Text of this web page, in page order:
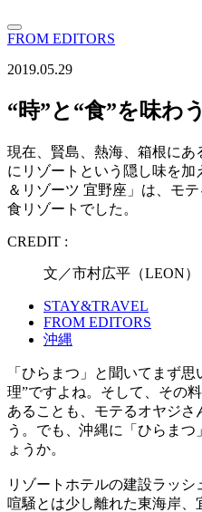
FROM EDITORS
2019.05.29
“時”と“食”を味わ
現在、賢島、熱海、箱根にあ
にリゾートという隠し味を
＆リゾーツ 宜野座」は、モ
食リゾートでした。
CREDIT :
文／市村広平（LEON）
STAY&TRAVEL
FROM EDITORS
沖縄
「ひらまつ」と聞いてまず
理”ですよね。そして、その
あることも、モテるオヤジさ
う。でも、沖縄に「ひらま
ょうか。
リゾートホテルの建設ラッ
喧騒とは少し離れた東海岸、